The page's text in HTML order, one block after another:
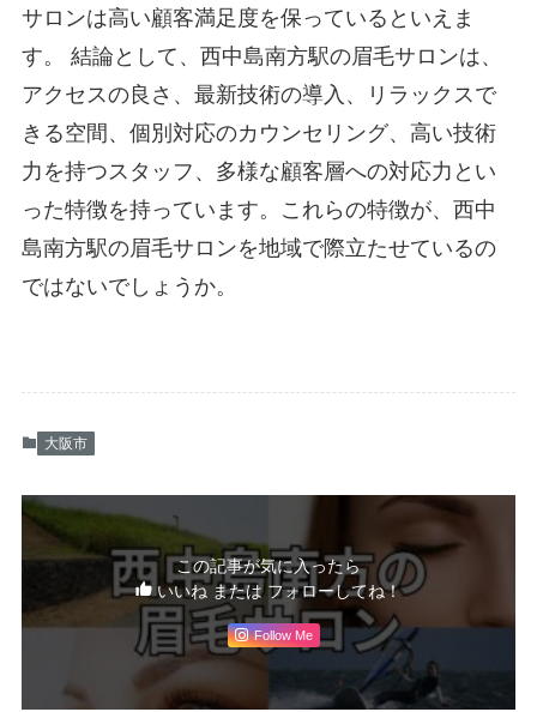
サロンは高い顧客満足度を保っているといえま
す。 結論として、西中島南方駅の眉毛サロンは、
アクセスの良さ、最新技術の導入、リラックスで
きる空間、個別対応のカウンセリング、高い技術
力を持つスタッフ、多様な顧客層への対応力とい
った特徴を持っています。これらの特徴が、西中
島南方駅の眉毛サロンを地域で際立たせているの
ではないでしょうか。
大阪市
この記事が気に入ったら
いいね または フォローしてね！
Follow Me